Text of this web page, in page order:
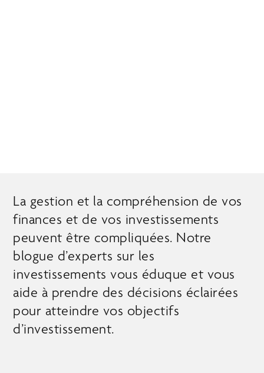
La gestion et la compréhension de vos
finances et de vos investissements
peuvent être compliquées. Notre
blogue d’experts sur les
investissements vous éduque et vous
aide à prendre des décisions éclairées
pour atteindre vos objectifs
d’investissement.